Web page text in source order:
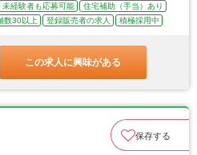
未経験者も応募可能
住宅補助（手当）あり
数30以上 登録販売者の求人 積極採用中
この求人に興味がある
保存する